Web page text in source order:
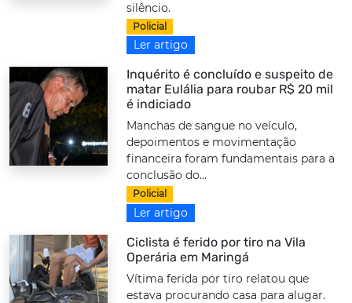
silêncio.
Policial
Ler artigo
Inquérito é concluído e suspeito de
matar Eulália para roubar R$ 20 mil
é indiciado
Manchas de sangue no veículo,
depoimentos e movimentação
financeira foram fundamentais para a
conclusão do...
Policial
Ler artigo
Ciclista é ferido por tiro na Vila
Operária em Maringá
Vítima ferida por tiro relatou que
estava procurando casa para alugar.